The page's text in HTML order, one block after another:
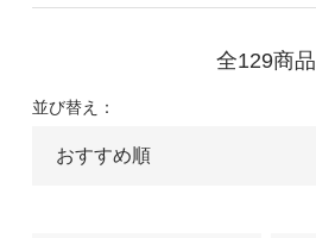
全129商品
並び替え：